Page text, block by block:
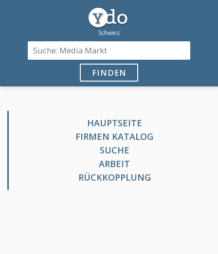
FINDEN
HAUPTSEITE
FIRMEN KATALOG
SUCHE
ARBEIT
RÜCKKOPPLUNG